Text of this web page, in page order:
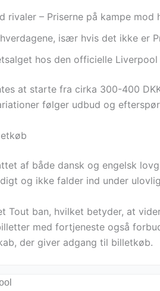
rivaler – Priserne på kampe
især hvis det ikke er
hos den officielle
at starte fra cirka 300-400
følger udbud og
af både dansk og engelsk
og ikke falder ind under
Tout ban, hvilket betyder, at
med fortjeneste også
der giver adgang til billetkøb.